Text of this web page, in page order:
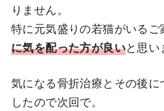
りません。
特に元気盛りの若猫がいるご
に気を配った方が良いと思い
気になる骨折治療とその後
したので次回で。